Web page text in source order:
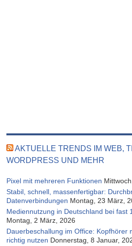
AKTUELLE TRENDS IM WEB,
WORDPRESS UND MEHR
Pixel mit mehreren Funktionen
Stabil, schnell, massenfertigbar:
Datenverbindungen Montag, 23 März,
Mediennutzung in Deutschland bei fast
Montag, 2 März, 2026
Dauerbeschallung im Office: Kopfhörer
richtig nutzen Donnerstag, 8 Januar,